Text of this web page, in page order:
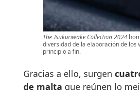
The Tsukuriwake Collection 2024
diversidad de la elaboración de los
principio a fin.
Gracias a ello, surgen
de malta que reúnen lo